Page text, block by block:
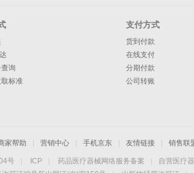
询
标准
支付方式
货到付款
在线支付
分期付款
公司转账
家帮助 营销中心 手机京东 友情链接 销售联
号 ICP 药品医疗器械网络服务备案 自营医疗